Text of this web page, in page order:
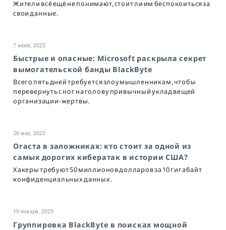
Жители всё ещё не понимают, стоит ли им беспокоиться за
свои данные.
7 июля, 2023
Быстрые и опасные: Microsoft раскрыла секрет
вымогательской банды BlackByte
Всего пять дней требуется злоумышленникам, чтобы
перевернуть с ног на голову привычный уклад вещей
организации-жертвы.
26 мая, 2023
Огаста в заложниках: кто стоит за одной из
самых дорогих кибератак в истории США?
Хакеры требуют 50 миллионов долларов за 10 гигабайт
конфиденциальных данных.
19 января, 2023
Группировка BlackByte в поисках мощной